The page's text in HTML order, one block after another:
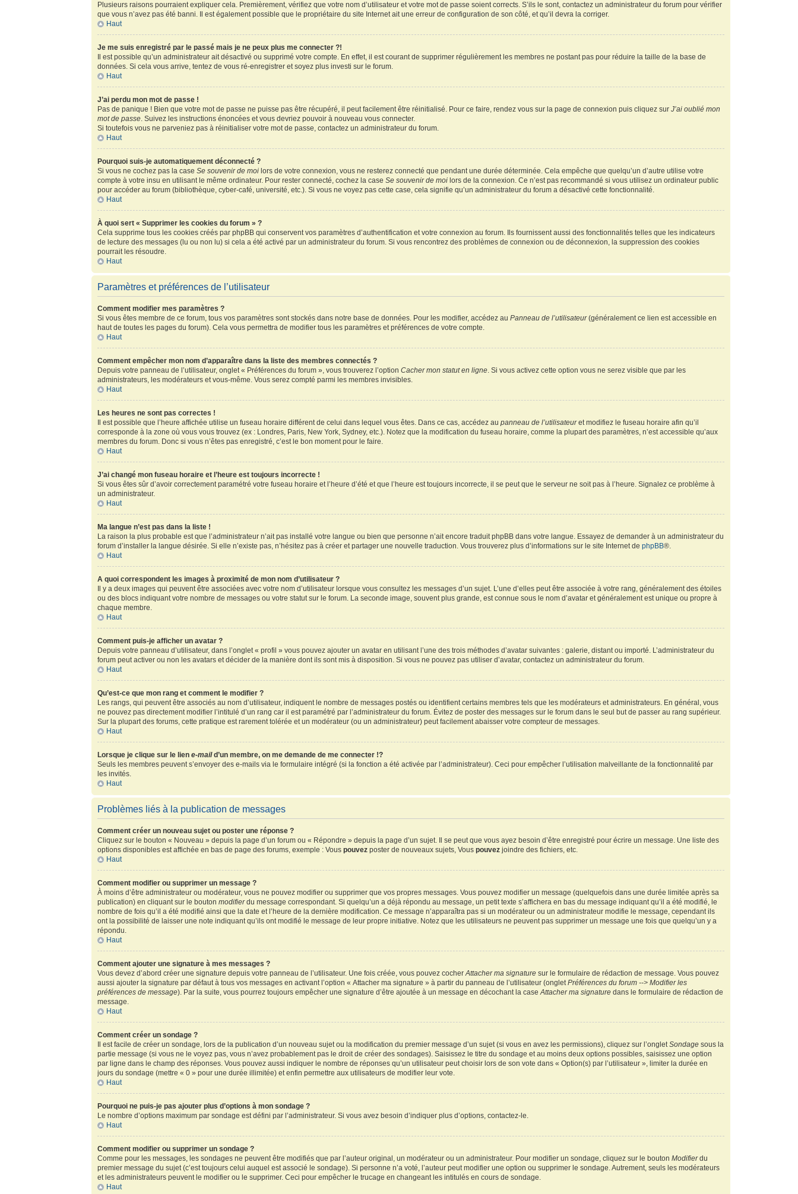
Plusieurs raisons pourraient expliquer cela. Premièrement, vérifiez que votre nom d’utilisateur et votre mot de passe soient corrects. S’ils le sont, contactez un administrateur du forum pour vérifier
que vous n’avez pas été banni. Il est également possible que le propriétaire du site Internet ait une erreur de configuration de son côté, et qu’il devra la corriger.
Haut
Je me suis enregistré par le passé mais je ne peux plus me connecter ?!
Il est possible qu’un administrateur ait désactivé ou supprimé votre compte. En effet, il est courant de supprimer régulièrement les membres ne postant pas pour réduire la taille de la base de
données. Si cela vous arrive, tentez de vous ré-enregistrer et soyez plus investi sur le forum.
Haut
J’ai perdu mon mot de passe !
Pas de panique ! Bien que votre mot de passe ne puisse pas être récupéré, il peut facilement être réinitialisé. Pour ce faire, rendez vous sur la page de connexion puis cliquez surJ’ai oublié mon
mot de passe. Suivez les instructions énoncées et vous devriez pouvoir à nouveau vous connecter.
Si toutefois vous ne parveniez pas à réinitialiser votre mot de passe, contactez un administrateur du forum.
Haut
Pourquoi suis-je automatiquement déconnecté ?
Si vous ne cochez pas la caseSe souvenir de moi lors de votre connexion, vous ne resterez connecté que pendant une durée déterminée. Cela empêche que quelqu’un d’autre utilise votre
compte à votre insu en utilisant le même ordinateur. Pour rester connecté, cochez la caseSe souvenir de moi lors de la connexion. Ce n’est pas recommandé si vous utilisez un ordinateur public
pour accéder au forum (bibliothèque, cyber-café, université, etc.). Si vous ne voyez pas cette case, cela signifie qu’un administrateur du forum a désactivé cette fonctionnalité.
Haut
À quoi sert « Supprimer les cookies du forum » ?
Cela supprime tous les cookies créés par phpBB qui conservent vos paramètres d’authentification et votre connexion au forum. Ils fournissent aussi des fonctionnalités telles que les indicateurs
de lecture des messages (lu ou non lu) si cela a été activé par un administrateur du forum. Si vous rencontrez des problèmes de connexion ou de déconnexion, la suppression des cookies
pourrait les résoudre.
Haut
Paramètres et préférences de l’utilisateur
Comment modifier mes paramètres ?
Si vous êtes membre de ce forum, tous vos paramètres sont stockés dans notre base de données. Pour les modifier, accédez auPanneau de l’utilisateur(généralement ce lien est accessible en
haut de toutes les pages du forum). Cela vous permettra de modifier tous les paramètres et préférences de votre compte.
Haut
Comment empêcher mon nom d’apparaître dans la liste des membres connectés ?
Depuis votre panneau de l’utilisateur, onglet « Préférences du forum », vous trouverez l’optionCacher mon statut en ligne. Si vous activez cette option vous ne serez visible que par les
administrateurs, les modérateurs et vous-même. Vous serez compté parmi les membres invisibles.
Haut
Les heures ne sont pas correctes !
Il est possible que l’heure affichée utilise un fuseau horaire différent de celui dans lequel vous êtes. Dans ce cas, accédez aupanneau de l’utilisateuret modifiez le fuseau horaire afin qu’il
corresponde à la zone où vous vous trouvez (ex : Londres, Paris, New York, Sydney, etc.). Notez que la modification du fuseau horaire, comme la plupart des paramètres, n’est accessible qu’aux
membres du forum. Donc si vous n’êtes pas enregistré, c’est le bon moment pour le faire.
Haut
J’ai changé mon fuseau horaire et l’heure est toujours incorrecte !
Si vous êtes sûr d’avoir correctement paramétré votre fuseau horaire et l’heure d’été et que l’heure est toujours incorrecte, il se peut que le serveur ne soit pas à l’heure. Signalez ce problème à
un administrateur.
Haut
Ma langue n’est pas dans la liste !
La raison la plus probable est que l’administrateur n’ait pas installé votre langue ou bien que personne n’ait encore traduit phpBB dans votre langue. Essayez de demander à un administrateur du
forum d’installer la langue désirée. Si elle n’existe pas, n’hésitez pas à créer et partager une nouvelle traduction. Vous trouverez plus d’informations sur le site Internet dephpBB®.
Haut
A quoi correspondent les images à proximité de mon nom d’utilisateur ?
Il y a deux images qui peuvent être associées avec votre nom d’utilisateur lorsque vous consultez les messages d’un sujet. L’une d’elles peut être associée à votre rang, généralement des étoiles
ou des blocs indiquant votre nombre de messages ou votre statut sur le forum. La seconde image, souvent plus grande, est connue sous le nom d’avatar et généralement est unique ou propre à
chaque membre.
Haut
Comment puis-je afficher un avatar ?
Depuis votre panneau d’utilisateur, dans l’onglet « profil » vous pouvez ajouter un avatar en utilisant l’une des trois méthodes d’avatar suivantes : galerie, distant ou importé. L’administrateur du
forum peut activer ou non les avatars et décider de la manière dont ils sont mis à disposition. Si vous ne pouvez pas utiliser d’avatar, contactez un administrateur du forum.
Haut
Qu’est-ce que mon rang et comment le modifier ?
Les rangs, qui peuvent être associés au nom d’utilisateur, indiquent le nombre de messages postés ou identifient certains membres tels que les modérateurs et administrateurs. En général, vous
ne pouvez pas directement modifier l’intitulé d’un rang car il est paramétré par l’administrateur du forum. Évitez de poster des messages sur le forum dans le seul but de passer au rang supérieur.
Sur la plupart des forums, cette pratique est rarement tolérée et un modérateur (ou un administrateur) peut facilement abaisser votre compteur de messages.
Haut
Lorsque je clique sur le liene-maild’un membre, on me demande de me connecter !?
Seuls les membres peuvent s’envoyer des e-mails via le formulaire intégré (si la fonction a été activée par l’administrateur). Ceci pour empêcher l’utilisation malveillante de la fonctionnalité par
les invités.
Haut
Problèmes liés à la publication de messages
Comment créer un nouveau sujet ou poster une réponse ?
Cliquez sur le bouton « Nouveau » depuis la page d’un forum ou « Répondre » depuis la page d’un sujet. Il se peut que vous ayez besoin d’être enregistré pour écrire un message. Une liste des
options disponibles est affichée en bas de page des forums, exemple : Vouspouvez poster de nouveaux sujets, Vouspouvez joindre des fichiers, etc.
Haut
Comment modifier ou supprimer un message ?
À moins d’être administrateur ou modérateur, vous ne pouvez modifier ou supprimer que vos propres messages. Vous pouvez modifier un message (quelquefois dans une durée limitée après sa
publication) en cliquant sur le boutonmodifierdu message correspondant. Si quelqu’un a déjà répondu au message, un petit texte s’affichera en bas du message indiquant qu’il a été modifié, le
nombre de fois qu’il a été modifié ainsi que la date et l’heure de la dernière modification. Ce message n’apparaîtra pas si un modérateur ou un administrateur modifie le message, cependant ils
ont la possibilité de laisser une note indiquant qu’ils ont modifié le message de leur propre initiative. Notez que les utilisateurs ne peuvent pas supprimer un message une fois que quelqu’un y a
répondu.
Haut
Comment ajouter une signature à mes messages ?
Vous devez d’abord créer une signature depuis votre panneau de l’utilisateur. Une fois créée, vous pouvez cocherAttacher ma signature sur le formulaire de rédaction de message. Vous pouvez
aussi ajouter la signature par défaut à tous vos messages en activant l’option « Attacher ma signature » à partir du panneau de l’utilisateur (ongletPréférences du forum --> Modifier les
préférences de message). Par la suite, vous pourrez toujours empêcher une signature d’être ajoutée à un message en décochant la caseAttacher ma signature dans le formulaire de rédaction de
message.
Haut
Comment créer un sondage ?
Il est facile de créer un sondage, lors de la publication d’un nouveau sujet ou la modification du premier message d’un sujet (si vous en avez les permissions), cliquez sur l’ongletSondage sous la
partie message (si vous ne le voyez pas, vous n’avez probablement pas le droit de créer des sondages). Saisissez le titre du sondage et au moins deux options possibles, saisissez une option
par ligne dans le champ des réponses. Vous pouvez aussi indiquer le nombre de réponses qu’un utilisateur peut choisir lors de son vote dans « Option(s) par l’utilisateur », limiter la durée en
jours du sondage (mettre « 0 » pour une durée illimitée) et enfin permettre aux utilisateurs de modifier leur vote.
Haut
Pourquoi ne puis-je pas ajouter plus d’options à mon sondage ?
Le nombre d’options maximum par sondage est défini par l’administrateur. Si vous avez besoin d’indiquer plus d’options, contactez-le.
Haut
Comment modifier ou supprimer un sondage ?
Comme pour les messages, les sondages ne peuvent être modifiés que par l’auteur original, un modérateur ou un administrateur. Pour modifier un sondage, cliquez sur le boutonModifierdu
premier message du sujet (c’est toujours celui auquel est associé le sondage). Si personne n’a voté, l’auteur peut modifier une option ou supprimer le sondage. Autrement, seuls les modérateurs
et les administrateurs peuvent le modifier ou le supprimer. Ceci pour empêcher le trucage en changeant les intitulés en cours de sondage.
Haut